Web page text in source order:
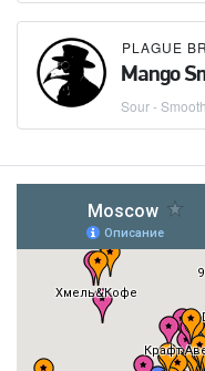
PLAGUE
Mango
Sour -